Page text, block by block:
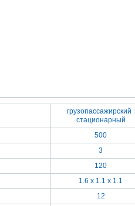
по цене производителя!
перекачивания пищевых растительных
санитарно-эпидемеологическим
насосов ИРТЫШ
и Растворосмеситель
иРастворосмеситель СКАУТ MINI
года
грузопассажирский
стационарный
500
3
120
1.6 х 1.1 х 1.1
12